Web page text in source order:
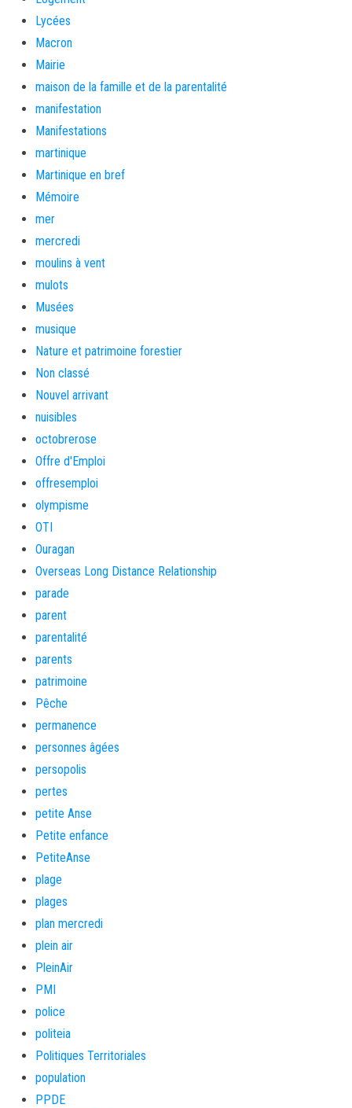
Lycées
Macron
Mairie
maison de la famille et de la parentalité
manifestation
Manifestations
martinique
Martinique en bref
Mémoire
mer
mercredi
moulins à vent
mulots
Musées
musique
Nature et patrimoine forestier
Non classé
Nouvel arrivant
nuisibles
octobrerose
Offre d'Emploi
offresemploi
olympisme
OTI
Ouragan
Overseas Long Distance Relationship
parade
parent
parentalité
parents
patrimoine
Pêche
permanence
personnes âgées
persopolis
pertes
petite Anse
Petite enfance
PetiteAnse
plage
plages
plan mercredi
plein air
PleinAir
PMI
police
politeia
Politiques Territoriales
population
PPDE